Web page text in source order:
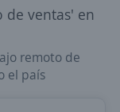
de ventas' en
remoto de
el país